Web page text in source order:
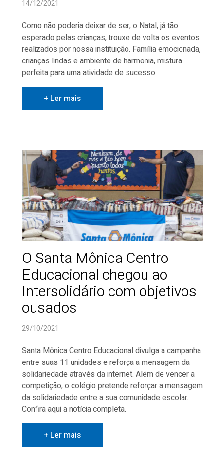
14/12/2021
Como não poderia deixar de ser, o Natal, já tão
esperado pelas crianças, trouxe de volta os eventos
realizados por nossa instituição. Família emocionada,
crianças lindas e ambiente de harmonia, mistura
perfeita para uma atividade de sucesso.
+ Ler mais
O Santa Mônica Centro
Educacional chegou ao
Intersolidário com objetivos
ousados
29/10/2021
Santa Mônica Centro Educacional divulga a campanha
entre suas 11 unidades e reforça a mensagem da
solidariedade através da internet. Além de vencer a
competição, o colégio pretende reforçar a mensagem
da solidariedade entre a sua comunidade escolar.
Confira aqui a notícia completa.
+ Ler mais